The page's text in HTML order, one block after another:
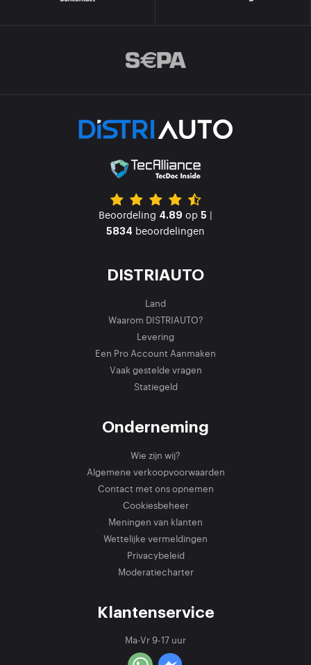
Beoordeling 4.89 op 5 |
5834 beoordelingen
DISTRIAUTO
Land
Waarom DISTRIAUTO?
Levering
Een Pro Account Aanmaken
Vaak gestelde vragen
Statiegeld
Onderneming
Wie zijn wij?
Algemene verkoopvoorwaarden
Contact met ons opnemen
Cookiesbeheer
Meningen van klanten
Wettelijke vermeldingen
Privacybeleid
Moderatiecharter
Klantenservice
Ma-Vr 9-17 uur